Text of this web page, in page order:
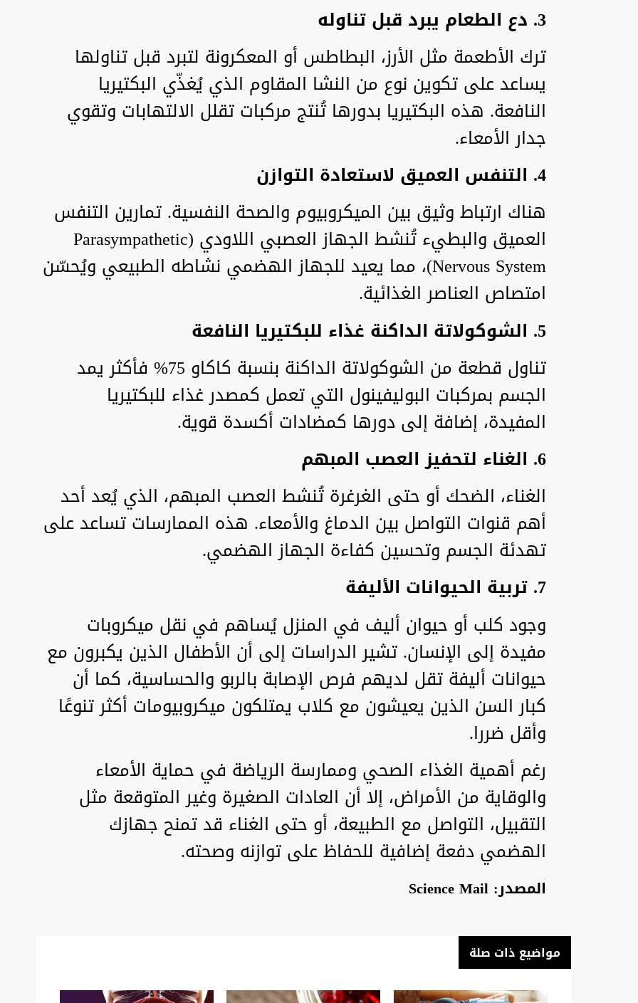
3. دع الطعام يبرد قبل تناوله
ترك الأطعمة مثل الأرز، البطاطس أو المعكرونة لتبرد قبل تناولها
يساعد على تكوين نوع من النشا المقاوم الذي يُغذّي البكتيريا
النافعة. هذه البكتيريا بدورها تُنتج مركبات تقلل الالتهابات وتقوي
جدار الأمعاء.
4. التنفس العميق لاستعادة التوازن
هناك ارتباط وثيق بين الميكروبيوم والصحة النفسية. تمارين التنفس
العميق والبطيء تُنشط الجهاز العصبي اللاودي (Parasympathetic
Nervous System)، مما يعيد للجهاز الهضمي نشاطه الطبيعي ويُحسّن
امتصاص العناصر الغذائية.
5. الشوكولاتة الداكنة غذاء للبكتيريا النافعة
تناول قطعة من الشوكولاتة الداكنة بنسبة كاكاو 75% فأكثر يمد
الجسم بمركبات البوليفينول التي تعمل كمصدر غذاء للبكتيريا
المفيدة، إضافة إلى دورها كمضادات أكسدة قوية.
6. الغناء لتحفيز العصب المبهم
الغناء، الضحك أو حتى الغرغرة تُنشط العصب المبهم، الذي يُعد أحد
أهم قنوات التواصل بين الدماغ والأمعاء. هذه الممارسات تساعد على
تهدئة الجسم وتحسين كفاءة الجهاز الهضمي.
7. تربية الحيوانات الأليفة
وجود كلب أو حيوان أليف في المنزل يُساهم في نقل ميكروبات
مفيدة إلى الإنسان. تشير الدراسات إلى أن الأطفال الذين يكبرون مع
حيوانات أليفة تقل لديهم فرص الإصابة بالربو والحساسية، كما أن
كبار السن الذين يعيشون مع كلاب يمتلكون ميكروبيومات أكثر تنوعًا
وأقل ضررا.
رغم أهمية الغذاء الصحي وممارسة الرياضة في حماية الأمعاء
والوقاية من الأمراض، إلا أن العادات الصغيرة وغير المتوقعة مثل
التقبيل، التواصل مع الطبيعة، أو حتى الغناء قد تمنح جهازك
الهضمي دفعة إضافية للحفاظ على توازنه وصحته.
المصدر: Science Mail
مواضيع ذات صلة